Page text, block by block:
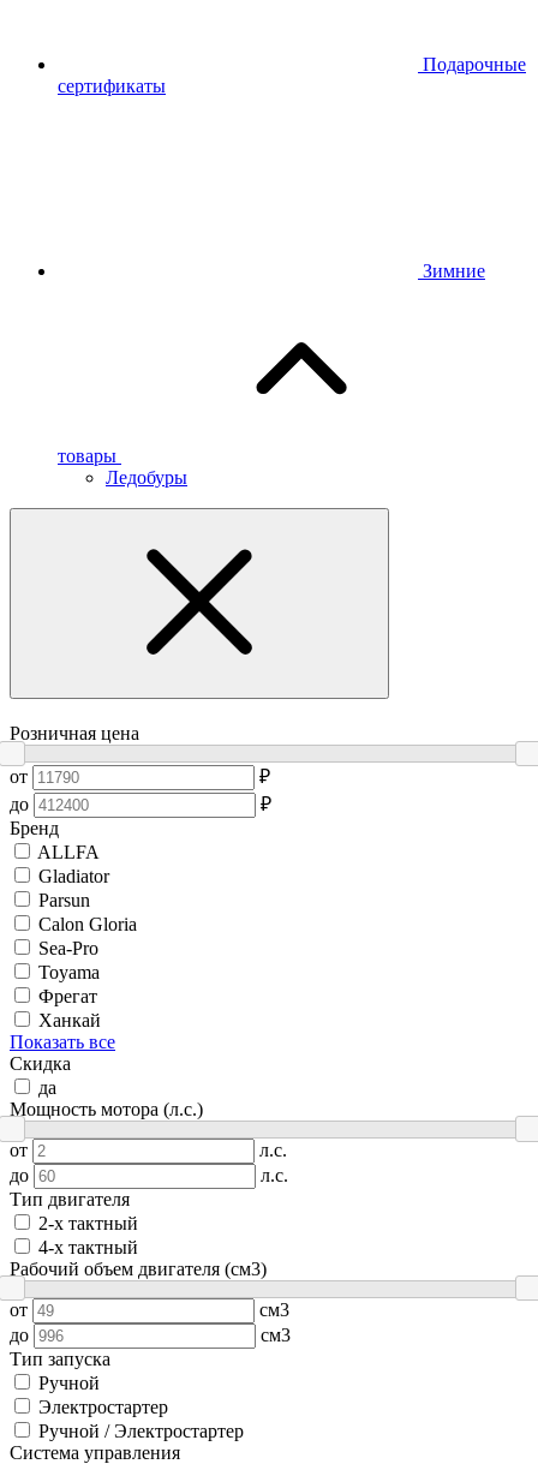
Подарочные
сертификаты
Зимние
товары
Ледобуры
Розничная цена
от
₽
до
₽
Бренд
ALLFA
Gladiator
Parsun
Calon Gloria
Sea-Pro
Toyama
Фрегат
Ханкай
Показать все
Скидка
да
Мощность мотора (л.с.)
от
л.с.
до
л.с.
Тип двигателя
2-х тактный
4-х тактный
Рабочий объем двигателя (см3)
от
см3
до
см3
Тип запуска
Ручной
Электростартер
Ручной / Электростартер
Система управления